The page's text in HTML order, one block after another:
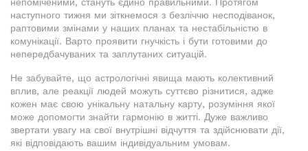
непоміченими, стануть єдино правильними. Протягом
наступного тижня ми зіткнемося з безліччю несподіванок,
раптовими змінами у наших планах та нестабільністю в
комунікації. Варто проявити гнучкість і бути готовими до
непередбачуваних та заплутаних ситуацій.
Не забувайте, що астрологічні явища мають колективний
вплив, але реакції людей можуть суттєво різнитися, адже
кожен має свою унікальну натальну карту, розуміння якої
може допомогти знайти гармонію в житті. Дуже важливо
звертати увагу на свої внутрішні відчуття та здійснювати дії,
які відповідають вашим індивідуальним умовам.